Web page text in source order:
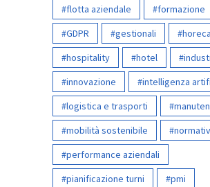
flotta aziendale
formazione
GDPR
gestionali
horeca
hospitality
hotel
innovazione
intelligenza
logistica e trasporti
mobilità sostenibile
performance aziendali
pianificazione turni
pmi